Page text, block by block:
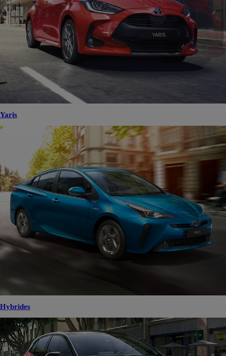
Yaris
Hybrides